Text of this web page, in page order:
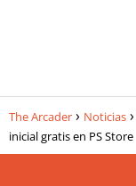
The Arcader Noticias
inicial gratis en PS Store